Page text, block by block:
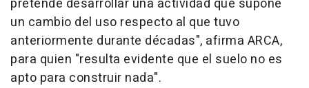
pretende desarrollar una actividad que supone
un cambio del uso respecto al que tuvo
anteriormente durante décadas", afirma ARCA,
para quien "resulta evidente que el suelo no es
apto para construir nada".